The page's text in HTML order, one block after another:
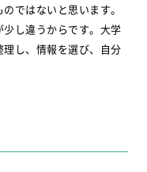
ではないと思います。
し違うからです。大学
し、情報を選び、自分